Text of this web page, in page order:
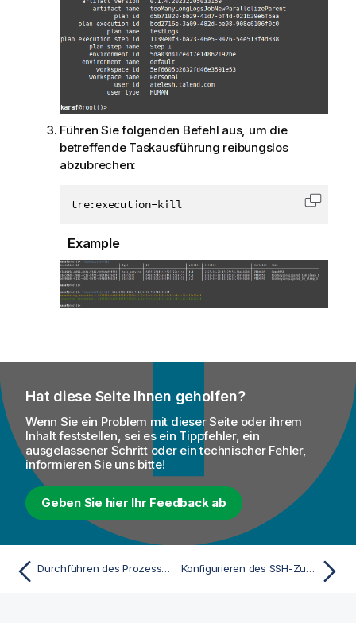
Führen Sie folgenden Befehl aus, um die
betreffende Taskausführung reibungslos
abzubrechen:
tre:execution-kill Code
Example
Hat diese Seite Ihnen geholfen?
Wenn Sie ein Problem mit dieser Seite oder ihrem
Inhalt feststellen, sei es ein Tippfehler, ein
ausgelassener Schritt oder ein technischer Fehler,
informieren Sie uns bitte!
Geben Sie hier Ihr Feedback ab
Durchführen des Prozesses „Graceful Cleanup“ zur Wiederherstellung einer beschädigten Remote Engine Konfigurieren des SSH-Zugriffs